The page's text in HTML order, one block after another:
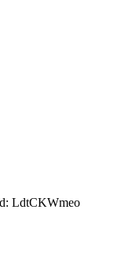
LdtCKWmeo